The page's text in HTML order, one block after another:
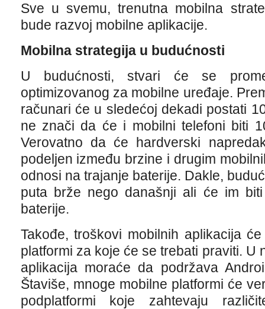
Sve u svemu, trenutna mobilna
bude razvoj mobilne aplikacije.
Mobilna strategija u budućnosti
U budućnosti, stvari će se
optimizovanog za mobilne uređaje.
računari će u sledećoj dekadi postati
ne znači da će i mobilni telefoni biti
Verovatno da će hardverski
podeljen između brzine i drugim
odnosi na trajanje baterije. Dakle,
puta brže nego današnji ali će im
baterije.
Takođe, troškovi mobilnih aplikacija
platformi za koje će se trebati praviti. U
aplikacija moraće da podržava
Štaviše, mnoge mobilne platformi će
podplatformi koje zahtevaju